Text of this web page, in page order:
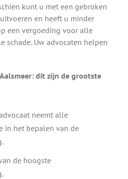
kunt u met een gebroken
en heeft u minder
een vergoeding voor alle
schade. Uw advocaten helpen
dit zijn de grootste
neemt alle
in het bepalen van de
de hoogste